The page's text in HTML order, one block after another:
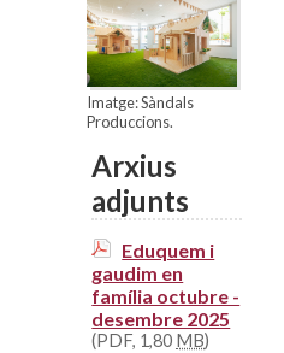
Imatge: Sàndals
Produccions.
Arxius
adjunts
Eduquem i
gaudim en
família octubre -
desembre 2025
(PDF, 1,80 MB)